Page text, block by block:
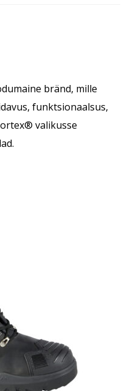
bränd, mille
funktsionaalsus,
valikusse